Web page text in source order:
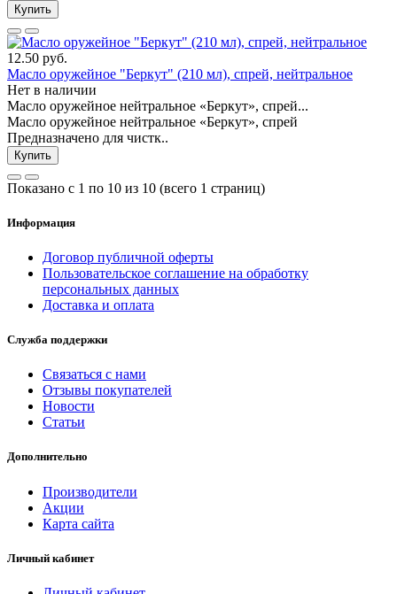
Купить
12.50 руб.
Масло оружейное "Беркут" (210 мл), спрей, нейтральное
Нет в наличии
Масло оружейное нейтральное «Беркут», спрей...
Масло оружейное нейтральное «Беркут», спрей
Предназначено для чистк..
Купить
Показано с 1 по 10 из 10 (всего 1 страниц)
Информация
Договор публичной оферты
Пользовательское соглашение на обработку
персональных данных
Доставка и оплата
Служба поддержки
Связаться с нами
Отзывы покупателей
Новости
Статьи
Дополнительно
Производители
Акции
Карта сайта
Личный кабинет